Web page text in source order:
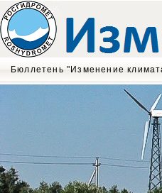
Бюллетень "Изменение